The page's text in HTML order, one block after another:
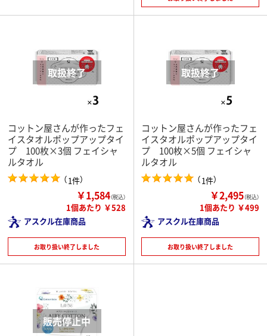
コットン屋さんが作ったフェ
イスタオルポップアップタイ
プ 100枚×3個 フェイシャ
ルタオル
（1件）
￥1,584（税込）
1個あたり ￥528
アスクル在庫商品
お取り扱い終了しました
コットン屋さんが作ったフェ
イスタオルポップアップタイ
プ 100枚×5個 フェイシャ
ルタオル
（1件）
￥2,495（税込）
1個あたり ￥499
アスクル在庫商品
お取り扱い終了しました